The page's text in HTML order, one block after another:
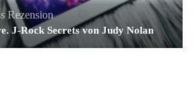
Rezension
J-Rock Secrets von Judy Nolan